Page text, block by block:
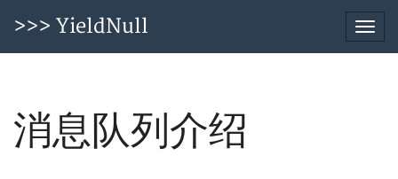
>>> YieldNull
消息队列介绍